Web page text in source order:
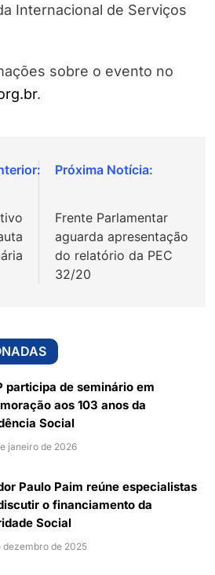
Internacional de Serviços
sobre o evento no
.
Frente Parlamentar
aguarda apresentação
do relatório da PEC
32/20
participa de seminário em
aos 103 anos da
Social
janeiro de 2026
Paulo Paim reúne especialistas
o financiamento da
Social
dezembro de 2025